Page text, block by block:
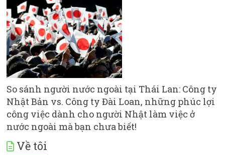
So sánh người nước ngoài tại Thái Lan: Công ty
Nhật Bản vs. Công ty Đài Loan, những phúc lợi
công việc dành cho người Nhật làm việc ở
nước ngoài mà bạn chưa biết!
Về tôi